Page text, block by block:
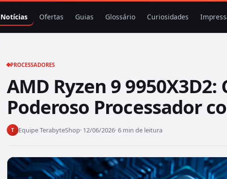
Notícias Ofertas Guias Glossário Curiosidades
PROCESSADORES
AMD Ryzen 9 9950X3D2:
Poderoso Processador
T Equipe TerabyteShop· 12/06/2026· 6 min de leitura